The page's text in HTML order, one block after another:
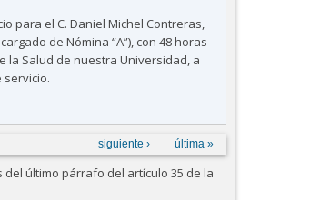
para el C. Daniel Michel Contreras,
de Nómina “A”), con 48 horas
la Salud de nuestra Universidad, a
servicio.
siguiente › última »
último párrafo del artículo 35 de la